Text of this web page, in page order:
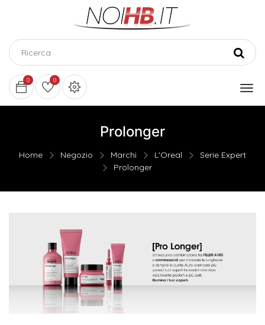
0 0
Prolonger
Home Negozio Marchi L'Oreal
Serie Expert
Prolonger